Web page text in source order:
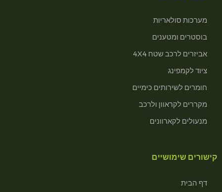
מערכות סולאריות
בוסטרים ומטענים
אביזרים לרכב שטח 4X4
ציוד לקמפינג
חומרים לשירותים כימיים
מקררים לקראוון ולרכב
מנעולים לקארוונים
קישורים שימושיים
דף הבית